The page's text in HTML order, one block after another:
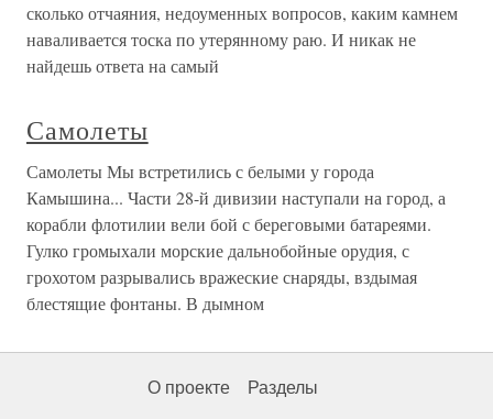
сколько отчаяния, недоуменных вопросов, каким камнем
наваливается тоска по утерянному раю. И никак не
найдешь ответа на самый
Самолеты
Самолеты Мы встретились с белыми у города
Камышина... Части 28-й дивизии наступали на город, а
корабли флотилии вели бой с береговыми батареями.
Гулко громыхали морские дальнобойные орудия, с
грохотом разрывались вражеские снаряды, вздымая
блестящие фонтаны. В дымном
О проекте Разделы